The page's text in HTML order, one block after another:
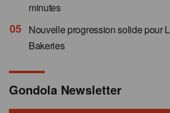
minutes
Nouvelle progression solide pour
Bakeries
Gondola Newsletter